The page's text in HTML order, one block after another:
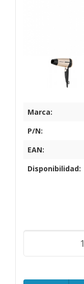
Marca:
P/N:
EAN:
Disponibilidad: